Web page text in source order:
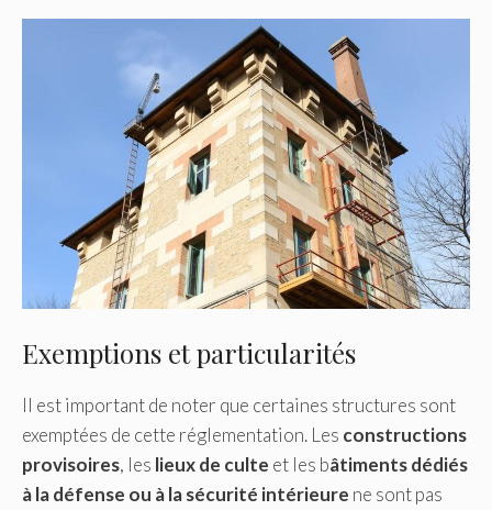
Exemptions et particularités
Il est important de noter que certaines structures sont
exemptées de cette réglementation. Les constructions
provisoires, les lieux de culte et les bâtiments dédiés
à la défense ou à la sécurité intérieure ne sont pas